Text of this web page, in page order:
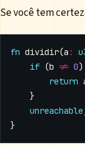
Se você tem
fn dividir(a :
if (b != 0)
return
}
unreachable
}